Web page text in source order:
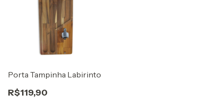
Porta Tampinha Labirinto
R$119,90